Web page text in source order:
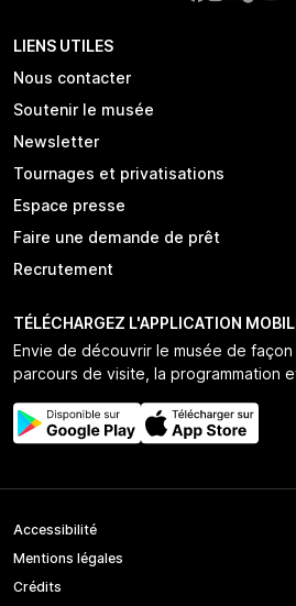
LIENS UTILES
Nous contacter
Soutenir le musée
Newsletter
Tournages et privatisations
Espace presse
Faire une demande de prêt
Recrutement
TÉLÉCHARGEZ L'APPLICATION
Envie de découvrir le musée de
parcours de visite, la programmation
Accessibilité
Mentions légales
Crédits